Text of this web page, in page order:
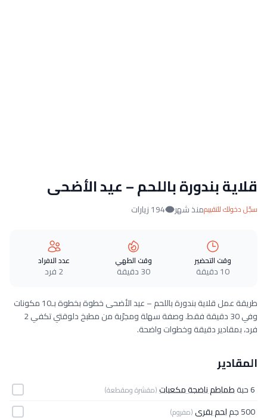
قلاية بندورة باللحم – عيد الأضحى
سجّل دخولك للتقييممنذ شهر 194 زيارات
وقت التحضير
10 دقيقة
وقت الطهي
30 دقيقة
عدد الافراد
2 فرد
طريقة عمل قلاية بندورة باللحم – عيد الأضحى خطوة بخطوة بـ10 مكونات
وفي 30 دقيقة فقط. وصفة سهلة ومجرّبة من مطبخ دلوقتي تكفي 2
فرد، بمقادير دقيقة وخطوات واضحة.
المقادير
6 حبة طماطم ناضجة مكعبات(مقشرة ومقطعة)
500 جم لحم بقرى(مفروم)